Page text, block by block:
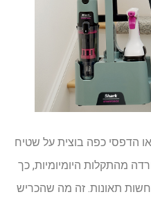
הדפסי כפה בוצית על שטיח
מהתקלות היומיומיות, כך
תאונות. זה מה שהכריש